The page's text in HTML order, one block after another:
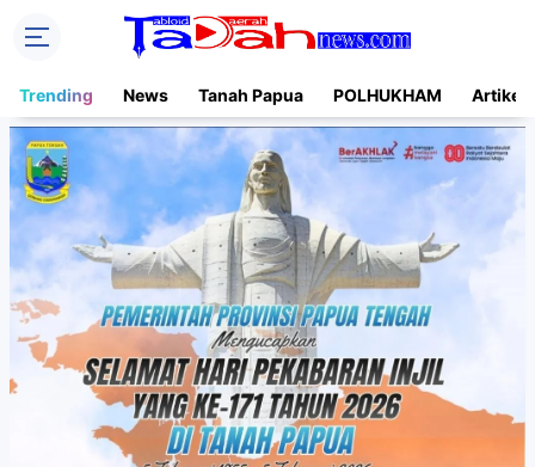
Trending News Tanah Papua POLHUKHAM Artikel